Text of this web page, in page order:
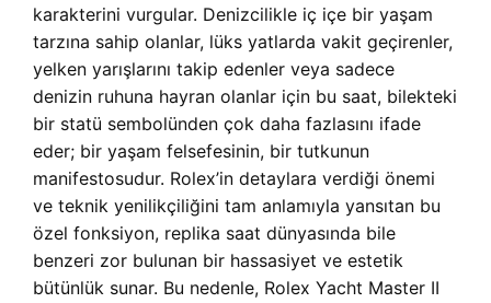
karakterini vurgular. Denizcilikle iç içe bir yaşam
tarzına sahip olanlar, lüks yatlarda vakit geçirenler,
yelken yarışlarını takip edenler veya sadece
denizin ruhuna hayran olanlar için bu saat, bilekteki
bir statü sembolünden çok daha fazlasını ifade
eder; bir yaşam felsefesinin, bir tutkunun
manifestosudur. Rolex’in detaylara verdiği önemi
ve teknik yenilikçiliğini tam anlamıyla yansıtan bu
özel fonksiyon, replika saat dünyasında bile
benzeri zor bulunan bir hassasiyet ve estetik
bütünlük sunar. Bu nedenle, Rolex Yacht Master II